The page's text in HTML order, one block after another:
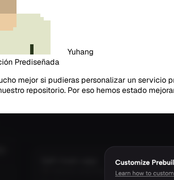
Yuhang
Prediseñada
mejor si pudieras personalizar un
repositorio. Por eso hemos estado